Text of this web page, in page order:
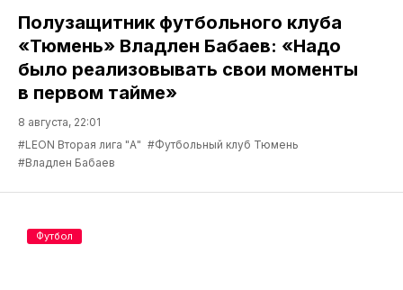
Полузащитник футбольного клуба
«Тюмень» Владлен Бабаев: «Надо
было реализовывать свои моменты
в первом тайме»
8 августа, 22:01
#LEON Вторая лига "А" #Футбольный клуб Тюмень
#Владлен Бабаев
Футбол